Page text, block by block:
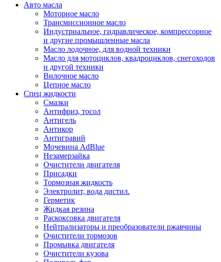
Авто масла
Моторное масло
Трансмиссионное масло
Индустриальное, гидравлическое, компрессорное
и другие промышленные масла
Масло лодочное, для водной техники
Масло для мотоциклов, квадроциклов, снегоходов
и другой техники
Вилочное масло
Цепное масло
Спец жидкости
Смазки
Антифриз, тосол
Антигель
Антикор
Антигравий
Мочевина AdBlue
Незамерзайка
Очистители двигателя
Присадки
Тормозная жидкость
Электролит, вода дистил.
Герметик
Жидкая резина
Раскоксовка двигателя
Нейтрализаторы и преобразователи ржавчины
Очистители тормозов
Промывка двигателя
Очистители кузова